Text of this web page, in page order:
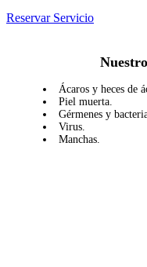
Reservar Servicio
Ácaros y heces de
Piel muerta.
Gérmenes y
Virus.
Manchas.